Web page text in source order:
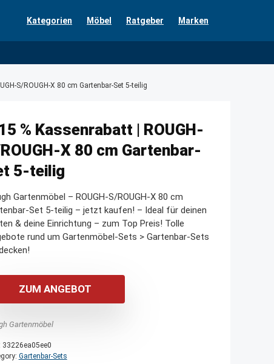
Kategorien Möbel Ratgeber Marken
S/ROUGH-X 80 cm Gartenbar-Set 5-teilig
% Kassenrabatt | ROUGH-
X 80 cm Gartenbar-
5-teilig
Gartenmöbel – ROUGH-S/ROUGH-X 80 cm
Set 5-teilig – jetzt kaufen! – Ideal für deinen
& deine Einrichtung – zum Top Preis! Tolle
rund um Gartenmöbel-Sets > Gartenbar-Sets
ZUM ANGEBOT
Gartenmöbel
33226ea05ee0
Gartenbar-Sets